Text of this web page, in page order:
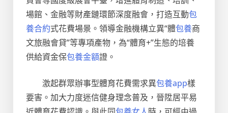
場館、金融等財產鏈環節深度融會，打造互動包
養合約式花費場景。領導金融機構立異“體包養商
文旅融會貸”等專項產物，為“體育+”生態的培養
供給資金保包養金額證。
激起群眾辦事型體育花費需求異包養app樣
要害。加大力度迷信健身理念普及，晉陞居平易